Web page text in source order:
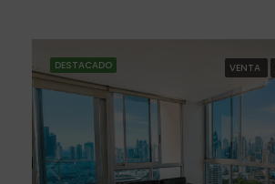
DESTACADO VENTA